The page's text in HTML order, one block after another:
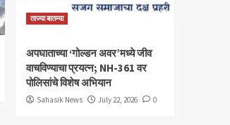
ताज्या बातम्या
अपघाताच्या ‘गोल्डन अवर’मध्ये जीव
वाचविण्याचा प्रयत्न; NH-361 वर
पोलिसांचे विशेष अभियान
Sahasik News July 22, 2026 0